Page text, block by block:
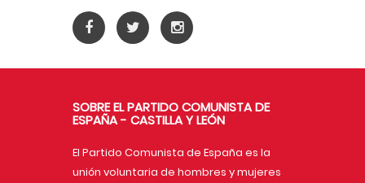
SOBRE EL PARTIDO COMUNISTA DE
ESPAÑA - CASTILLA Y LEÓN
El Partido Comunista de España es la
unión voluntaria de hombres y mujeres